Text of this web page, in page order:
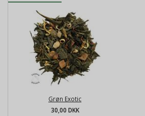
Grøn Exotic
30,00 DKK